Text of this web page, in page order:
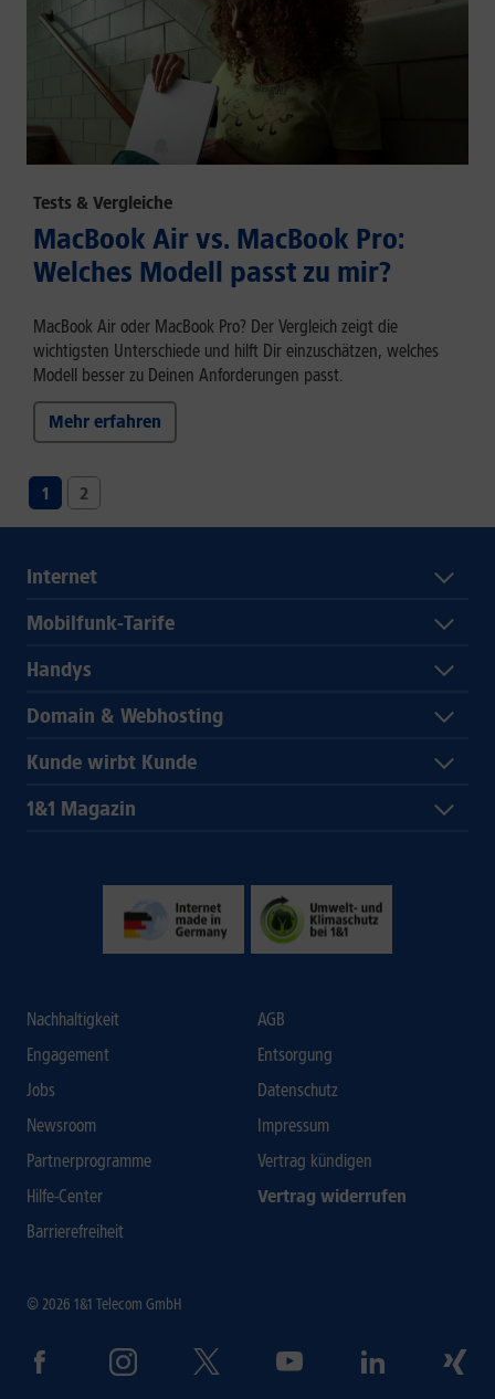
Tests & Vergleiche
MacBook Air vs. MacBook Pro:
Welches Modell passt zu mir?
MacBook Air oder MacBook Pro? Der Vergleich zeigt die
wichtigsten Unterschiede und hilft Dir einzuschätzen, welches
Modell besser zu Deinen Anforderungen passt.
Mehr erfahren
1 2
Internet
Mobilfunk-Tarife
Handys
Domain & Webhosting
Kunde wirbt Kunde
1&1 Magazin
Nachhaltigkeit
Engagement
Jobs
Newsroom
Partnerprogramme
Hilfe-Center
Barrierefreiheit
AGB
Entsorgung
Datenschutz
Impressum
Vertrag kündigen
Vertrag widerrufen
© 2026 1&1 Telecom GmbH